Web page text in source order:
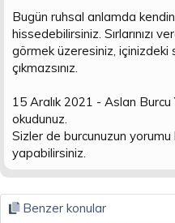
l
a
t
a
a
r
i
Bugün ruhsal anlamda
hissedebilirsiniz. Sırlarınızı
görmek üzeresiniz, içinizdeki
çıkmazsınız.
15 Aralık 2021 - Aslan Burcu
okudunuz.
Sizler de burcunuzun yorumu
yapabilirsiniz.
Benzer konular